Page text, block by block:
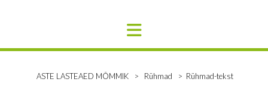
ASTE LASTEAED MÕMMIK > Rühmad > Rühmad-tekst